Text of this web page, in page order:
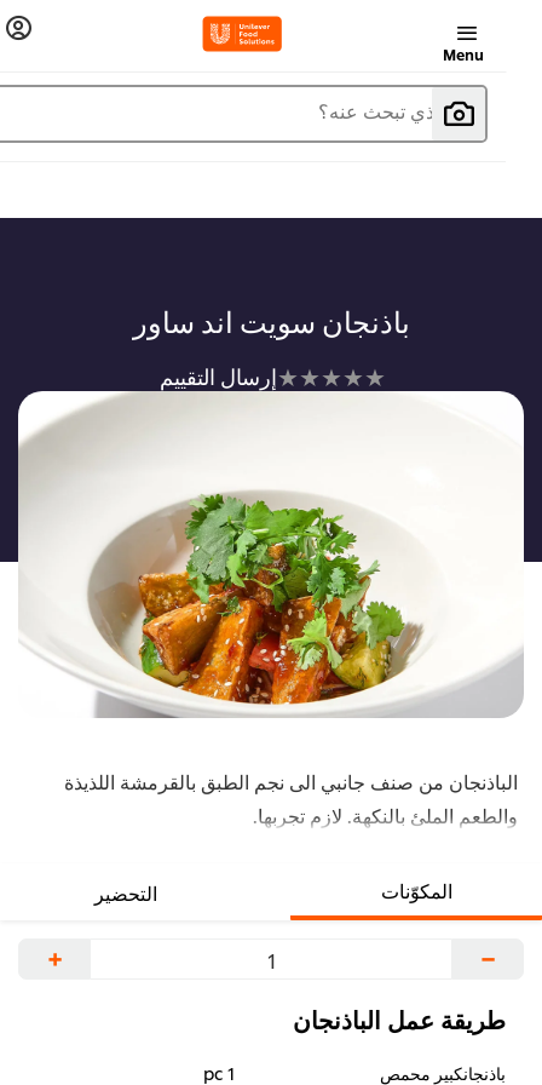
Menu
ما الذي تبحث عنه؟
باذنجان سويت اند ساور
لم
تقييمات
لهذا
إرسال التقييم
الباذنجان من صنف جانبي الى نجم الطبق بالقرمشة اللذيذة
والطعم الملئ بالنكهة. لازم تجربها.
المكوّنات التحضير
طريقة عمل الباذنجان
باذنجانكبير محمص